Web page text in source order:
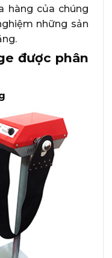
hàng của chúng
những sản
được phân